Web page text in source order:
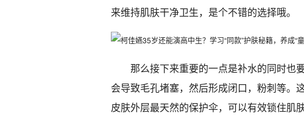
来维持肌肤干净卫生，是个不错的选择哦。
那么接下来重要的一点是补水的同时也
会导致毛孔堵塞，然后形成闭口，粉刺等。
皮肤外层最天然的保护伞，可以有效锁住肌